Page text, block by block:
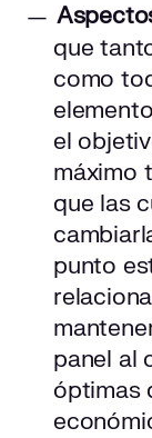
que
como
el
máximo
que las
punto
panel al
óptimas